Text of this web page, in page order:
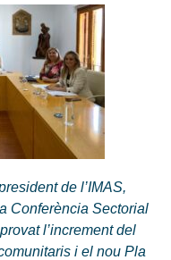
de l’IMAS,
Conferència Sectorial
l’increment del
i el nou Pla